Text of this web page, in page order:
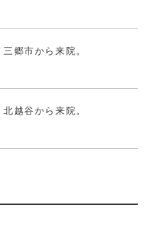
郷市から来院。
越谷から来院。